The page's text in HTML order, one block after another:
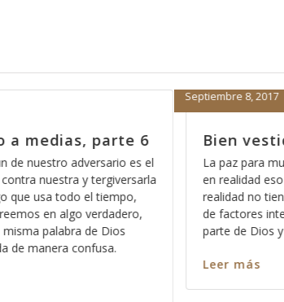
vestidos y no a medias, parte 5
paz para muchos es la ausencia de problemas, pero
realidad eso se llama tranquilidad y es algo que en
no tiene que ver con la fe, pues depende 100%
factores internos, de acuerdo a lo que sabemos de
de Dios y de lo que dice la Biblia, la paz no